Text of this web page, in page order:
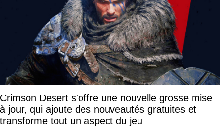
Crimson Desert s'offre une nouvelle grosse mise
à jour, qui ajoute des nouveautés gratuites et
transforme tout un aspect du jeu